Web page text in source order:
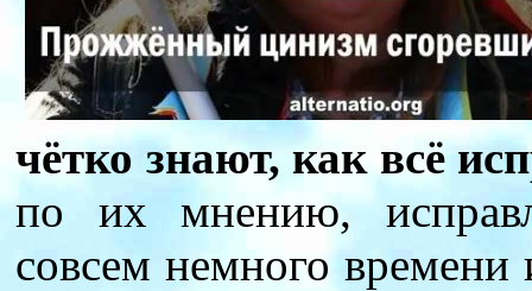
чётко знают, как всё
по их мнению,
совсем немного